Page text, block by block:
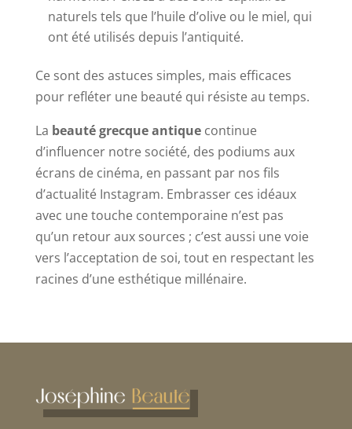
naturels tels que l’huile d’olive ou le miel, qui
ont été utilisés depuis l’antiquité.
Ce sont des astuces simples, mais efficaces
pour refléter une beauté qui résiste au temps.
La beauté grecque antiquecontinue
d’influencer notre société, des podiums aux
écrans de cinéma, en passant par nos fils
d’actualité Instagram. Embrasser ces idéaux
avec une touche contemporaine n’est pas
qu’un retour aux sources ; c’est aussi une voie
vers l’acceptation de soi, tout en respectant les
racines d’une esthétique millénaire.